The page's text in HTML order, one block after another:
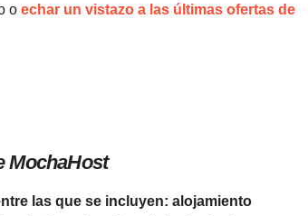
o echar un vistazo a las últimas ofertas de
MochaHost
las que se incluyen: alojamiento